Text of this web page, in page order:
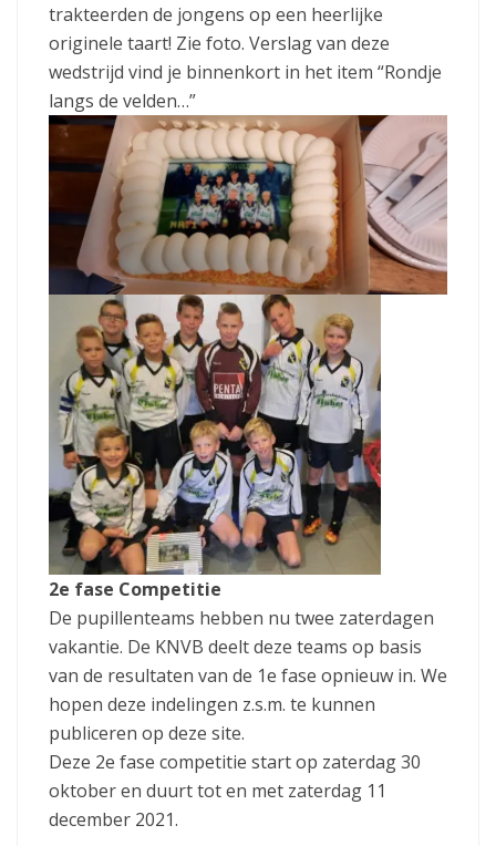
trakteerden de jongens op een heerlijke
originele taart! Zie foto. Verslag van deze
wedstrijd vind je binnenkort in het item “Rondje
langs de velden…”
2e fase Competitie
De pupillenteams hebben nu twee zaterdagen
vakantie. De KNVB deelt deze teams op basis
van de resultaten van de 1e fase opnieuw in. We
hopen deze indelingen z.s.m. te kunnen
publiceren op deze site.
Deze 2e fase competitie start op zaterdag 30
oktober en duurt tot en met zaterdag 11
december 2021.